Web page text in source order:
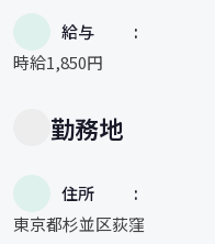
給与
時給1,850円
勤務地
住所
東京都杉並区荻窪